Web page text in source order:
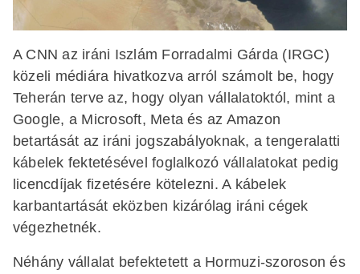
A CNN az iráni Iszlám Forradalmi Gárda (IRGC)
közeli médiára hivatkozva arról számolt be, hogy
Teherán terve az, hogy olyan vállalatoktól, mint a
Google, a Microsoft, Meta és az Amazon
betartását az iráni jogszabályoknak, a tengeralatti
kábelek fektetésével foglalkozó vállalatokat pedig
licencdíjak fizetésére kötelezni. A kábelek
karbantartását eközben kizárólag iráni cégek
végezhetnék.
Néhány vállalat befektetett a Hormuzi-szoroson és